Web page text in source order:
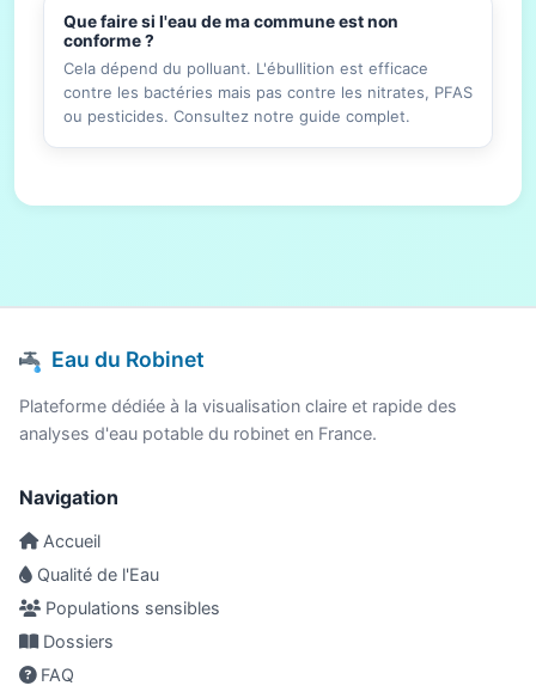
Que faire si l'eau de ma commune est non
conforme ?
Cela dépend du polluant. L'ébullition est efficace
contre les bactéries mais pas contre les nitrates, PFAS
ou pesticides. Consultez notre guide complet.
Eau du Robinet
Plateforme dédiée à la visualisation claire et rapide des
analyses d'eau potable du robinet en France.
Navigation
Accueil
Qualité de l'Eau
Populations sensibles
Dossiers
FAQ